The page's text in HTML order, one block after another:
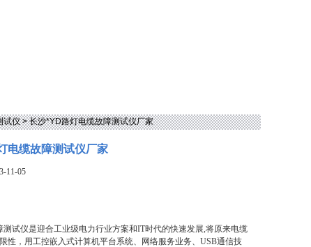
试仪> 长沙*YD路灯电缆故障测试仪厂家
电缆故障测试仪厂家
11-05
测试仪是迎合工业级电力行业方案和IT时代的快速发展,将原来电缆
性，用工控嵌入式计算机平台系统、网络服务业务、USB通信技